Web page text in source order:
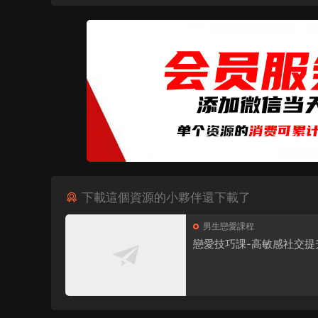
下載這個資源的小夥伴還下載了
男生戀愛課程
戀愛技巧課-高敏感社交提